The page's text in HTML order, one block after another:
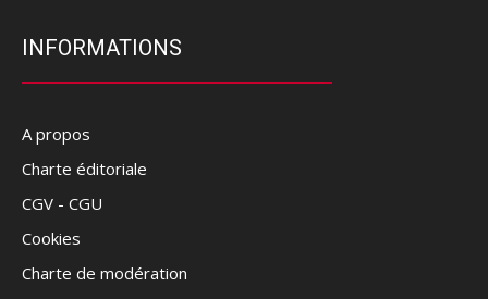
INFORMATIONS
A propos
Charte éditoriale
CGV - CGU
Cookies
Charte de modération